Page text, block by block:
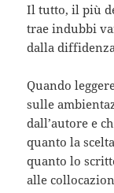
Il tutto, il più
trae indubbi
dalla
Quando
sulle
dall’autore e
quanto la
quanto lo
alle